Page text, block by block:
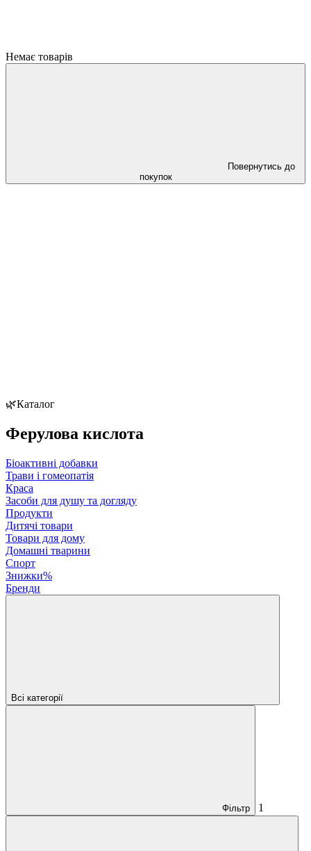
Немає товарів
Повернутись до
покупок
🌿Каталог
Ферулова кислота
Біоактивні добавки
Трави і гомеопатія
Краса
Засоби для душу та догляду
Продукти
Дитячі товари
Товари для дому
Домашні тварини
Спорт
Знижки%
Бренди
Всі категорії
Фільтр 1